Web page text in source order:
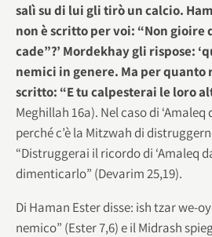
salì su di lui gli tirò un calcio.
non è scritto per voi: “Non gioire
cade”?’ Mordekhay gli rispose:
nemici in genere. Ma per quanto
scritto: “E tu calpesterai le loro
Meghillah 16a). Nel caso di
perché c’è la Mitzwah di
“Distruggerai il ricordo di ‘Amaleq
dimenticarlo” (Devarim 25,19).
Di Haman Ester disse: ish tzar we-
nemico” (Ester 7,6) e il Midrash